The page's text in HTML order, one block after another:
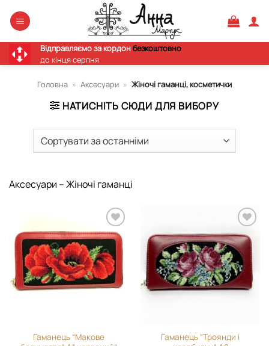
Відправляємо за кордонбезкоштовно
до кінця серпня
Головна » Аксесуари » Жіночі гаманці, косметички
НАТИСНІТЬ СЮДИ ДЛЯ ВИБОРУ
Аксесуари – Жіночі гаманці
Додати
виріб у
вибране
Гаманець “Макове
Додати
виріб у
вибране
Гаманець “Троянди і